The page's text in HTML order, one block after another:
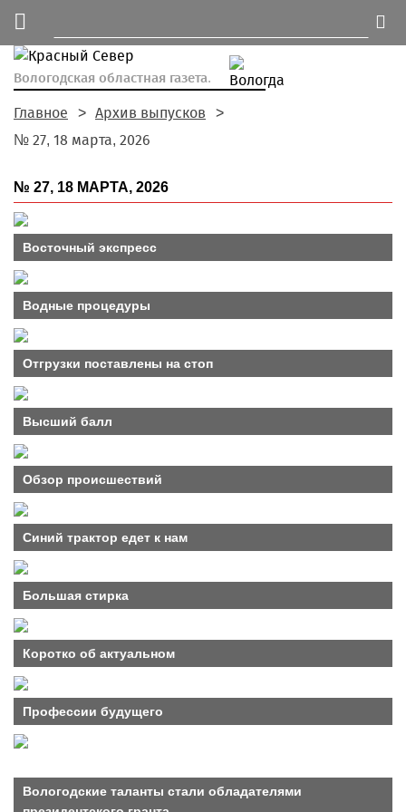
Вологодская областная газета.
Главное
Архив выпусков
№ 27, 18 марта, 2026
№ 27, 18 МАРТА, 2026
Восточный экспресс
Водные процедуры
Отгрузки поставлены на стоп
Высший балл
Обзор происшествий
Синий трактор едет к нам
Большая стирка
Коротко об актуальном
Профессии будущего
Вологодские таланты стали обладателями